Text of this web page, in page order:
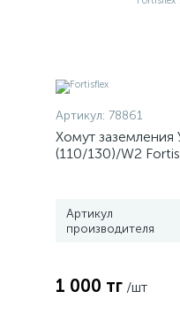
Артикул: 78861
Хомут заземления
(110/130)/W2
Артикул
производителя
1 000 тг /шт